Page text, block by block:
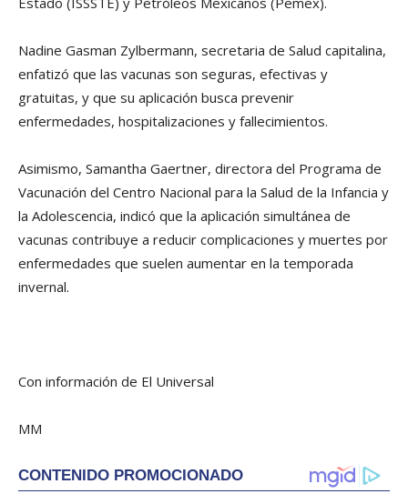
Nadine Gasman Zylbermann, secretaria de Salud capitalina,
enfatizó que las vacunas son seguras, efectivas y
gratuitas, y que su aplicación busca prevenir
enfermedades, hospitalizaciones y fallecimientos.
Asimismo, Samantha Gaertner, directora del Programa de
Vacunación del Centro Nacional para la Salud de la Infancia y
la Adolescencia, indicó que la aplicación simultánea de
vacunas contribuye a reducir complicaciones y muertes por
enfermedades que suelen aumentar en la temporada
invernal.
Con información de El Universal
MM